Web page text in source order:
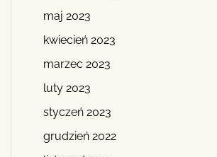
maj 2023
kwiecień 2023
marzec 2023
luty 2023
styczeń 2023
grudzień 2022